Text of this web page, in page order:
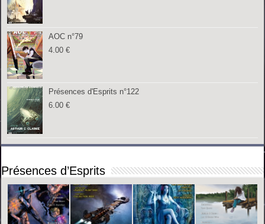
AOC n°79
4.00€
Présences d'Esprits n°122
6.00€
Présences d’Esprits